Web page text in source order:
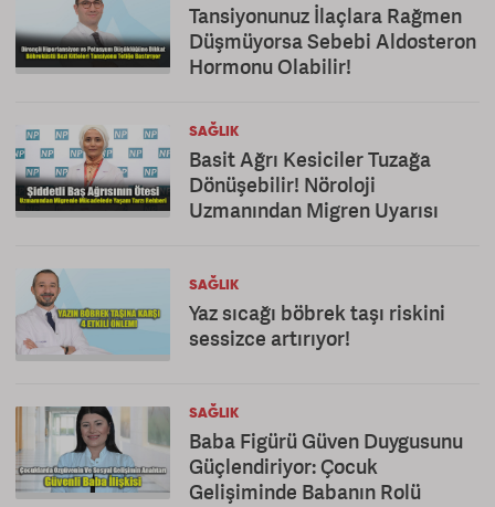
Tansiyonunuz İlaçlara Rağmen
Düşmüyorsa Sebebi Aldosteron
Hormonu Olabilir!
SAĞLIK
Basit Ağrı Kesiciler Tuzağa
Dönüşebilir! Nöroloji
Uzmanından Migren Uyarısı
SAĞLIK
Yaz sıcağı böbrek taşı riskini
sessizce artırıyor!
SAĞLIK
Baba Figürü Güven Duygusunu
Güçlendiriyor: Çocuk
Gelişiminde Babanın Rolü